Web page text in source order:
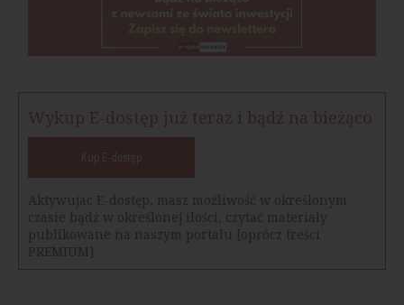
Wykup E-dostęp już teraz i bądź na bieżąco
Kup E-dostęp
Aktywujac E-dostęp, masz możliwość w określonym
czasie bądź w określonej ilości, czytać materiały
publikowane na naszym portalu [oprócz treści
PREMIUM].